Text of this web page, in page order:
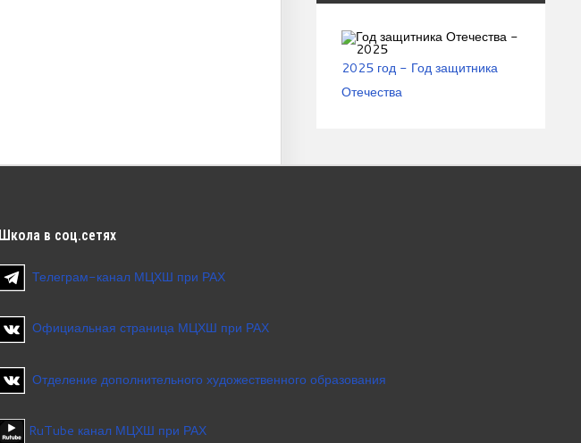
2025 год - Год защитника
Отечества
Школа в соц.сетях
Телеграм-канал МЦХШ при РАХ
Официальная страница МЦХШ при РАХ
Отделение дополнительного художественного образования
RuTube канал МЦХШ при РАХ